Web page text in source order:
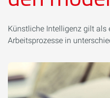
Künstliche Intelligenz gilt als
Arbeitsprozesse in